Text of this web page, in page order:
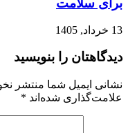
13 خرداد, 1405
دیدگاهتان را بنویسید
نشانی ایمیل شما منتشر
علامت‌گذاری شده‌اند *